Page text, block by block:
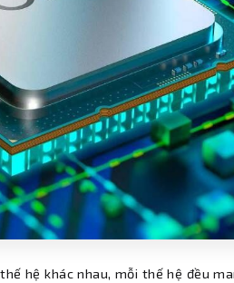
hệ khác nhau, mỗi thế hệ đều